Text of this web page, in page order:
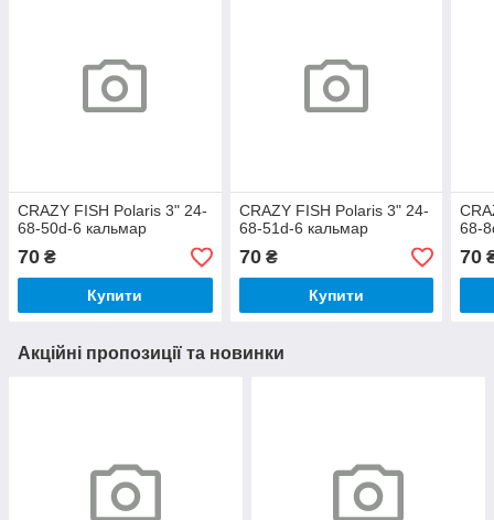
CRAZY FISH Polaris 3" 24-
68-50d-6 кальмар
70 ₴
Купити
CRAZY FISH Polaris 3" 24-
68-51d-6 кальмар
70₴
Купити
68-
70
Акційні пропозиції та новинки